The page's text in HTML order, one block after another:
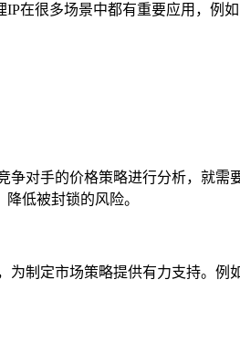
在很多场景中都有重要应用，例
对手的价格策略进行分析，就需
低被封锁的风险。
制定市场策略提供有力支持。例